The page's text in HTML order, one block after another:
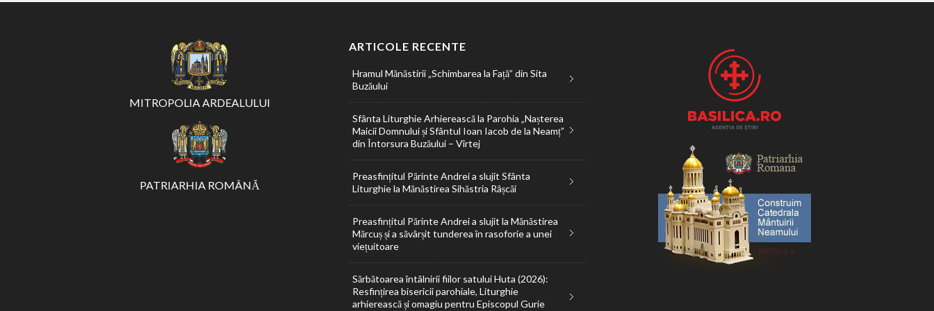
MITROPOLIA ARDEALULUI
PATRIARHIA ROMÂNĂ
ARTICOLE RECENTE
Hramul Mănăstirii „Schimbarea la Față” din Sita
Buzăului
Sfânta Liturghie Arhierească la Parohia „Nașterea
Maicii Domnului și Sfântul Ioan Iacob de la Neamț”
din Întorsura Buzăului – Vîrtej
Preasfințitul Părinte Andrei a slujit Sfânta
Liturghie la Mănăstirea Sihăstria Râșcăi
Preasfințitul Părinte Andrei a slujit la Mănăstirea
Mărcuș și a săvârșit tunderea în rasoforie a unei
viețuitoare
Sărbătoarea întâlnirii fiilor satului Huta (2026):
Resfințirea bisericii parohiale, Liturghie
arhierească și omagiu pentru Episcopul Gurie